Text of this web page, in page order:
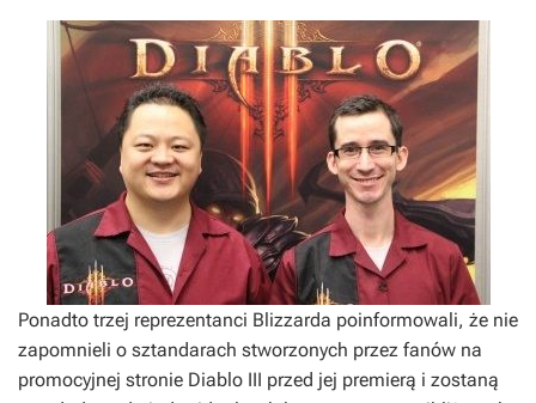
Ponadto trzej reprezentanci Blizzarda poinformowali, że nie
zapomnieli o sztandarach stworzonych przez fanów na
promocyjnej stronie Diablo III przed jej premierą i zostaną